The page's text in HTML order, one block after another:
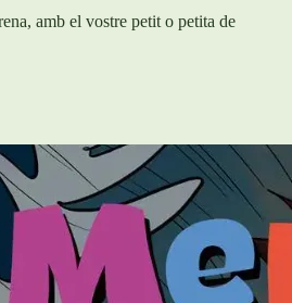
amb el vostre petit o petita de